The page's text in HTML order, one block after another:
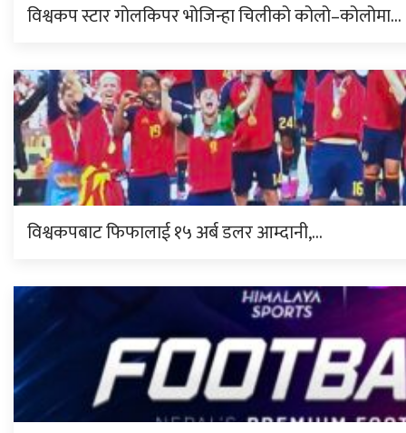
विश्वकप स्टार गोलकिपर भोजिन्हा चिलीको कोलो–कोलोमा…
विश्वकपबाट फिफालाई १५ अर्ब डलर आम्दानी,…